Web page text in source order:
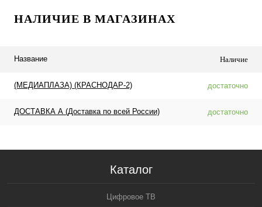
НАЛИЧИЕ В МАГАЗИНАХ
Название Наличие
(МЕДИАПЛАЗА) (КРАСНОДАР-2) достаточно
ДОСТАВКА А (Доставка по всей России) достаточно
Каталог
Цифровое ТВ